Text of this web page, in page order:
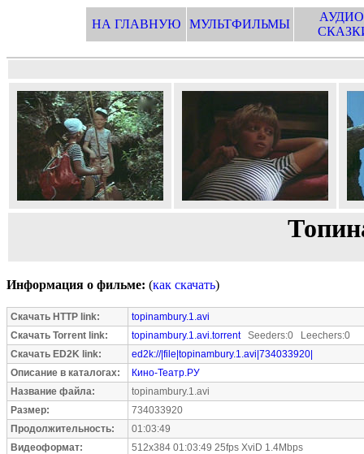
НА ГЛАВНУЮ МУЛЬТФИЛЬМЫ
Информация о фильме: (как скачать)
Скачать HTTP link:
topinambury.1.avi
Скачать Torrent link:
topinambury.1.avi.torrentSeeders:0 Leechers:0
Скачать ED2K link:
ed2k://|file|topinambury.1.avi|734033920|
Описание в каталогах:
Кино-Театр.РУ
Название файла:
topinambury.1.avi
Размер:
734033920
Продолжительность:
01:03:49
Видеоформат:
512x384 01:03:49 25fps XviD 1.4Mbps